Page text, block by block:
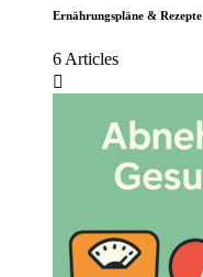
Ernährungspläne & Rezepte
6 Articles